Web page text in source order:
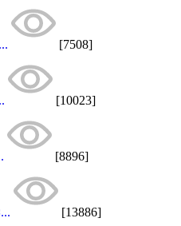
[7508]
[10023]
[8896]
[13886]